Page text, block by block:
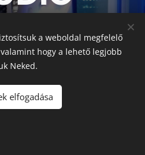
egész? Egy friss blog
a weboldal megfelelő
hogy a lehető legjobb
Neked.
elfogadása